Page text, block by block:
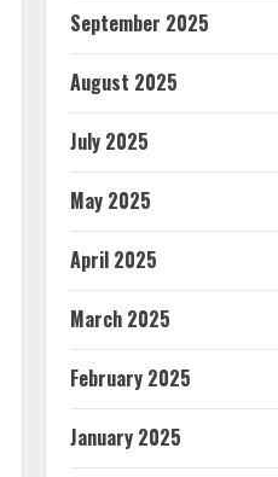
September 2025
August 2025
July 2025
May 2025
April 2025
March 2025
February 2025
January 2025